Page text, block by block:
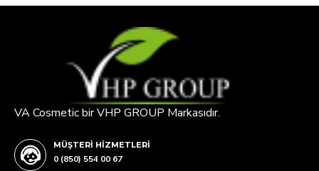
VA Cosmetic bir VHP GROUP Markasıdır.
MÜŞTERI HIZMETLERI
0 (850) 554 00 67